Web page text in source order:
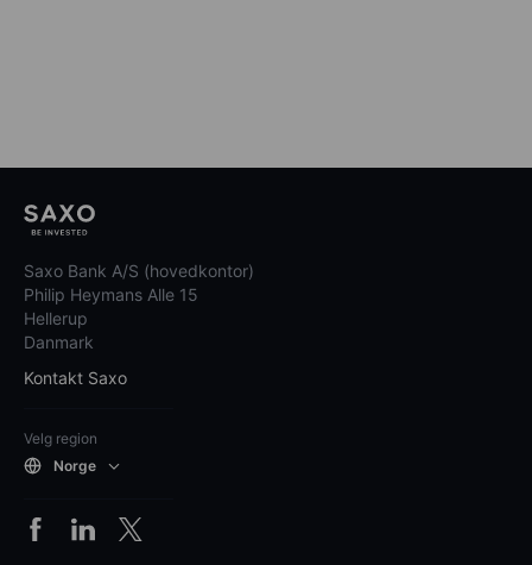
Saxo Bank A/S (hovedkontor)
Philip Heymans Alle 15
Hellerup
Danmark
Kontakt Saxo
Velg region
Norge